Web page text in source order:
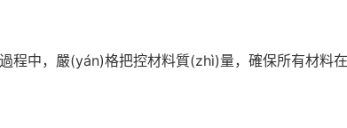
程中，嚴(yán)格把控材料質(zhì)量，確保所有材料